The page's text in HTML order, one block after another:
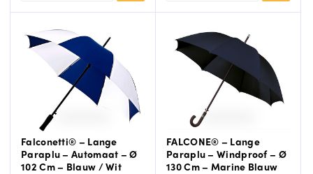
Falconetti® – Lange
Paraplu – Automaat – Ø
102 Cm – Blauw / Wit
FALCONE® – Lange
Paraplu – Windproof – Ø
130 Cm – Marine Blauw